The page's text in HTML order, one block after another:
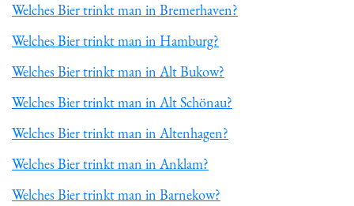
Welches Bier trinkt man in Bremerhaven?
Welches Bier trinkt man in Hamburg?
Welches Bier trinkt man in Alt Bukow?
Welches Bier trinkt man in Alt Schönau?
Welches Bier trinkt man in Altenhagen?
Welches Bier trinkt man in Anklam?
Welches Bier trinkt man in Barnekow?